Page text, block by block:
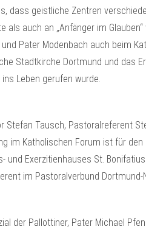
dass geistliche Zentren
als auch an „Anfänger im Glauben“
Pater Modenbach auch beim
Stadtkirche Dortmund und das
Leben gerufen wurde.
Stefan Tausch, Pastoralreferent
im Katholischen Forum ist für
und Exerzitienhauses St.
im Pastoralverbund Dortmund-
der Pallottiner, Pater Michael